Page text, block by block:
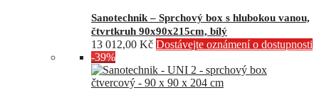
Sanotechnik – Sprchový box s hlubokou vanou,
čtvrtkruh 90x90x215cm, bílý
13 012,00 Kč Dostávejte oznámení o dostupnosti
-39%